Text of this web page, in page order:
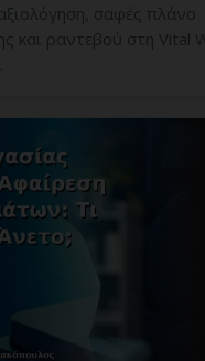
σαφές πλάνο
και ραντεβού στη Vital